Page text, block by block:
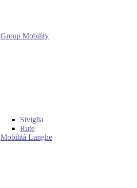
Group Mobility
Siviglia
Rute
Mobilità Lunghe